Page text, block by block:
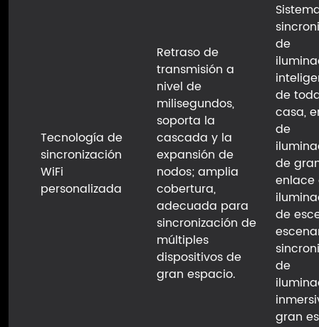
Tecnología de
sincronización
WiFi
personalizada
Retraso de
transmisión a
nivel de
milisegundos,
soporta la
cascada y la
expansión de
nodos; amplia
cobertura,
adecuada para
sincronización de
múltiples
dispositivos de
gran espacio.
de
de
casa,
de
de
enlace
de
de
gran